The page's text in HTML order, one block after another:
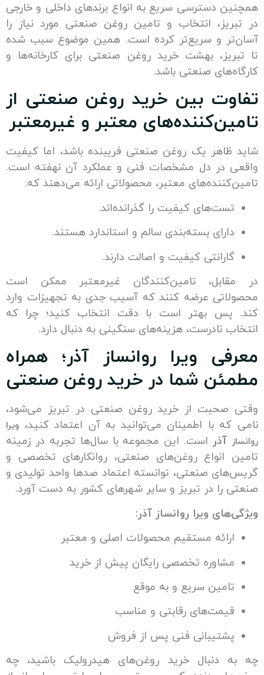
دسترسی سریع به انواع برندهای داخلی و خارجی
انتخاب و تامین روغن صنعتی مورد نیاز را
و سریع‌تر کرده است. همین موضوع سبب شده
بهشت خرید روغن صنعتی برای کارخانه‌ها و
صنعتی باشد.
بین خرید روغن صنعتی از
معتبر و غیرمعتبر
یک روغن صنعتی فریبنده باشد، اما کیفیت
در دل مشخصات فنی و عملکرد آن نهفته است.
معتبر، محصولاتی ارائه می‌دهند که:
کیفیت را گذرانده‌اند.
بسته‌بندی سالم و استاندارد هستند.
کیفیت و اصالت دارند.
تامین‌کنندگان غیرمعتبر ممکن است
عرضه کنند که آسیب جدی به تجهیزات وارد
بهتر است با دقت انتخاب کنید؛ چرا که
نادرست، هزینه‌های سنگینی به دنبال دارد.
ویرا روانساز آذر؛ همراه
شما در خرید روغن صنعتی
از خرید روغن صنعتی در تبریز می‌شود،
با اطمینان می‌توانید به آن اعتماد کنید، ویرا
است. این مجموعه با سال‌ها تجربه در زمینه
انواع روغن‌های صنعتی، روانکارهای تخصصی و
صنعتی، توانسته اعتماد صدها واحد تولیدی و
در تبریز و سایر شهرهای کشور به دست آورد.
ویرا روانساز آذر:
مستقیم محصولات اصلی و معتبر
تخصصی رایگان پیش از خرید
سریع و به موقع
رقابتی و مناسب
فنی پس از فروش
خرید روغن‌های هیدرولیک باشید، چه